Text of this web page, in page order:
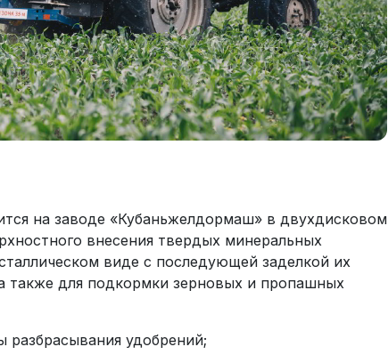
на заводе «Кубаньжелдормаш» в двухдисковом
внесения твердых минеральных
виде с последующей заделкой их
для подкормки зерновых и пропашных
удобрений;